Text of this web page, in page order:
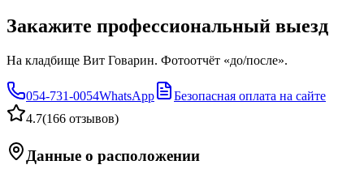
Закажите профессиональный выезд
На кладбище Вит Говарин. Фотоотчёт «до/после».
054-731-0054WhatsApp
Безопасная оплата на сайте
4.7(166 отзывов)
Данные о расположении